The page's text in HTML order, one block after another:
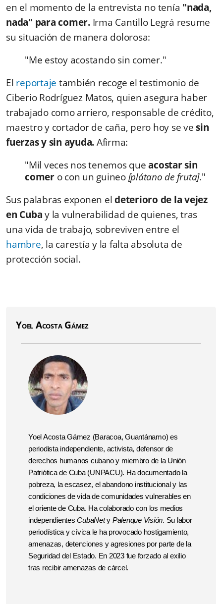
en el momento de la entrevista no tenía "nada,
nada" para comer.Irma Cantillo Legrá resume
su situación de manera dolorosa:
"Me estoy acostando sin comer."
El reportaje también recoge el testimonio de
Ciberio Rodríguez Matos, quien asegura haber
trabajado como arriero, responsable de crédito,
maestro y cortador de caña, pero hoy se vesin
fuerzas y sin ayuda.Afirma:
"Mil veces nos tenemos queacostar sin
comero con un guineo[plátano de fruta]."
Sus palabras exponen eldeterioro de la vejez
en Cubay la vulnerabilidad de quienes, tras
una vida de trabajo, sobreviven entre el
hambre, la carestía y la falta absoluta de
protección social.
Yoel Acosta Gámez
Yoel Acosta Gámez (Baracoa, Guantánamo) es
periodista independiente, activista, defensor de
derechos humanos cubano y miembro de la Unión
Patriótica de Cuba (UNPACU). Ha documentado la
pobreza, la escasez, el abandono institucional y las
condiciones de vida de comunidades vulnerables en
el oriente de Cuba. Ha colaborado con los medios
independientesCubaNety Palenque Visión. Su labor
periodística y cívica le ha provocado hostigamiento,
amenazas, detenciones y agresiones por parte de la
Seguridad del Estado. En 2023 fue forzado al exilio
tras recibir amenazas de cárcel.